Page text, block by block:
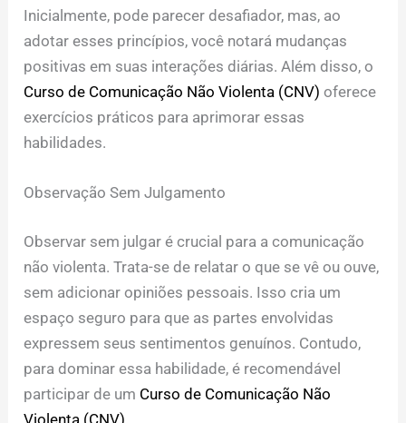
Inicialmente, pode parecer desafiador, mas, ao
adotar esses princípios, você notará mudanças
positivas em suas interações diárias. Além disso, o
Curso de Comunicação Não Violenta (CNV) oferece
exercícios práticos para aprimorar essas
habilidades.
Observação Sem Julgamento
Observar sem julgar é crucial para a comunicação
não violenta. Trata-se de relatar o que se vê ou ouve,
sem adicionar opiniões pessoais. Isso cria um
espaço seguro para que as partes envolvidas
expressem seus sentimentos genuínos. Contudo,
para dominar essa habilidade, é recomendável
participar de um Curso de Comunicação Não
Violenta (CNV).